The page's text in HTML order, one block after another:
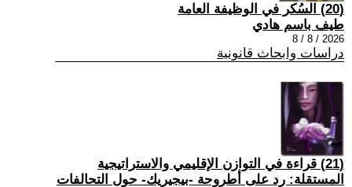
(20) السُكر في الوظيفة العامة
طيف باسم هادي
2026 / 8 / 8
دراسات وابحاث قانونية
(21) قراءة في التوازن الإقليمي والاستراتيجية
المستقلة: رد على أطروحة -بيجيريك- حول التحالفات